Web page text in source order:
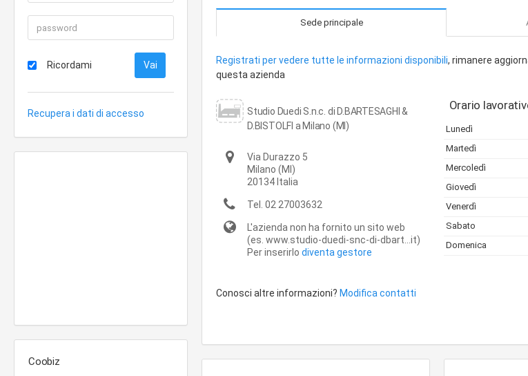
Ricordami
Recupera i dati di accesso
Coobiz
Sede principale
Registrati per vedere tutte le informazioni disponibili, rimanere
questa azienda
Studio Duedi S.n.c. di D.BARTESAGHI &
D.BISTOLFI a Milano (MI)
Via Durazzo 5
Milano (MI)
20134 Italia
Tel. 02 27003632
L'azienda non ha fornito un sito web
(es. www.studio-duedi-snc-di-dbart...it)
Per inserirlo diventa gestore
Orario
Lunedì
Martedì
Mercoledì
Giovedì
Venerdì
Sabato
Domenica
Conosci altre informazioni? Modifica contatti